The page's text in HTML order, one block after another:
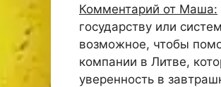
Комментарий от Маша:
государству или
возможное, чтобы
компании в Литве,
уверенность в